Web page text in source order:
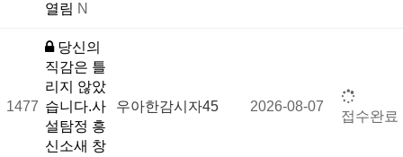
열림 N
1477
당신의
직감은 틀
리지 않았
습니다.사
설탐정 흥
신소새 창
우아한감시자45 2026-08-07
접수완료